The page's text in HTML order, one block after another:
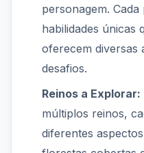
personagem.
habilidades únicas
oferecem diversas
desafios.
Reinos a Explorar:
múltiplos reinos,
diferentes